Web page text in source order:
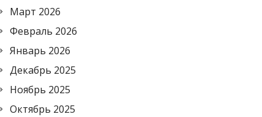
Март 2026
Февраль 2026
Январь 2026
Декабрь 2025
Ноябрь 2025
Октябрь 2025